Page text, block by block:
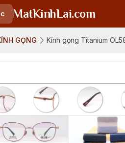
MatKinhLai.com
GỌNG Kính gọng Titanium